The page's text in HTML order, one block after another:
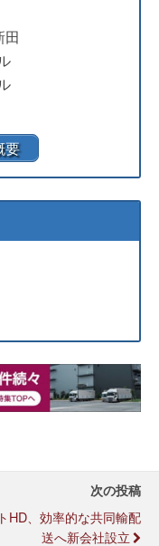
田
要
次の投稿
HD、効率的な共同輸配
送へ新会社設立